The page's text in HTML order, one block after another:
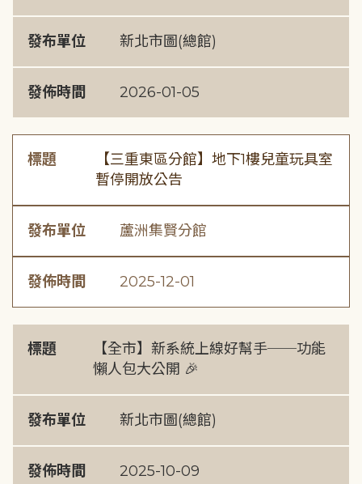
發布單位 新北市圖(總館)
發佈時間 2026-01-05
標題
【三重東區分館】地下1樓兒童玩具室
暫停開放公告
發布單位 蘆洲集賢分館
發佈時間 2025-12-01
標題
【全市】新系統上線好幫手──功能
懶人包大公開 🎉
發布單位 新北市圖(總館)
發佈時間 2025-10-09